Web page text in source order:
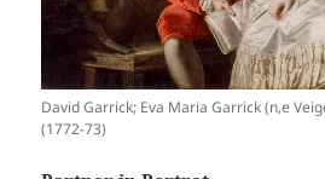
David Garrick; Eva Maria Garrick (n‚e
(1772-73)